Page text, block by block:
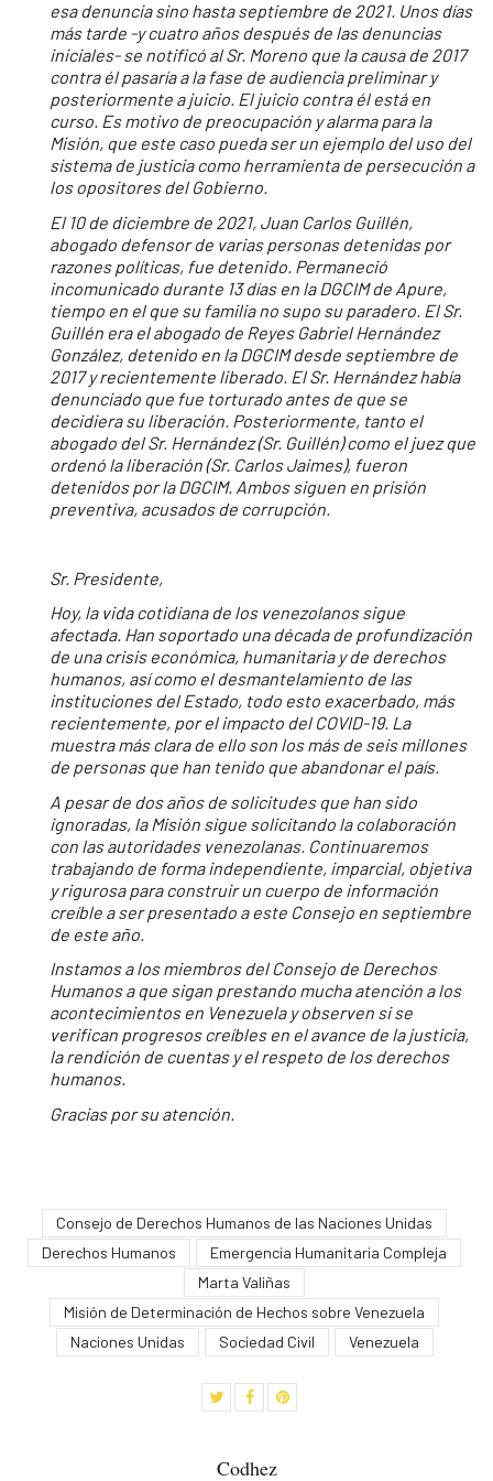
esa denuncia sino hasta septiembre de 2021. Unos días
más tarde -y cuatro años después de las denuncias
iniciales- se notificó al Sr. Moreno que la causa de 2017
contra él pasaría a la fase de audiencia preliminar y
posteriormente a juicio. El juicio contra él está en
curso. Es motivo de preocupación y alarma para la
Misión, que este caso pueda ser un ejemplo del uso del
sistema de justicia como herramienta de persecución a
los opositores del Gobierno.
El 10 de diciembre de 2021, Juan Carlos Guillén,
abogado defensor de varias personas detenidas por
razones políticas, fue detenido. Permaneció
incomunicado durante 13 días en la DGCIM de Apure,
tiempo en el que su familia no supo su paradero. El Sr.
Guillén era el abogado de Reyes Gabriel Hernández
González, detenido en la DGCIM desde septiembre de
2017 y recientemente liberado. El Sr. Hernández había
denunciado que fue torturado antes de que se
decidiera su liberación. Posteriormente, tanto el
abogado del Sr. Hernández (Sr. Guillén) como el juez que
ordenó la liberación (Sr. Carlos Jaimes), fueron
detenidos por la DGCIM. Ambos siguen en prisión
preventiva, acusados de corrupción.
Sr. Presidente,
Hoy, la vida cotidiana de los venezolanos sigue
afectada. Han soportado una década de profundización
de una crisis económica, humanitaria y de derechos
humanos, así como el desmantelamiento de las
instituciones del Estado, todo esto exacerbado, más
recientemente, por el impacto del COVID-19. La
muestra más clara de ello son los más de seis millones
de personas que han tenido que abandonar el país.
A pesar de dos años de solicitudes que han sido
ignoradas, la Misión sigue solicitando la colaboración
con las autoridades venezolanas. Continuaremos
trabajando de forma independiente, imparcial, objetiva
y rigurosa para construir un cuerpo de información
creíble a ser presentado a este Consejo en septiembre
de este año.
Instamos a los miembros del Consejo de Derechos
Humanos a que sigan prestando mucha atención a los
acontecimientos en Venezuela y observen si se
verifican progresos creíbles en el avance de la justicia,
la rendición de cuentas y el respeto de los derechos
humanos.
Gracias por su atención.
Consejo de Derechos Humanos de las Naciones Unidas
Derechos Humanos
Emergencia Humanitaria Compleja
Marta Valiñas
Misión de Determinación de Hechos sobre Venezuela
Naciones Unidas
Sociedad Civil Venezuela
Codhez